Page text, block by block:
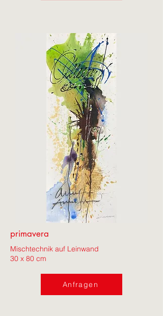
primavera
Mischtechnik auf Leinwand
30 x 80 cm
Anfragen